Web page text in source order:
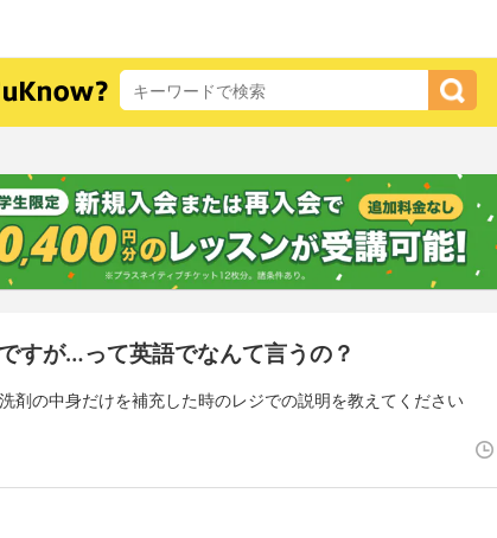
すが…って英語でなんて言うの？
剤の中身だけを補充した時のレジでの説明を教えてください